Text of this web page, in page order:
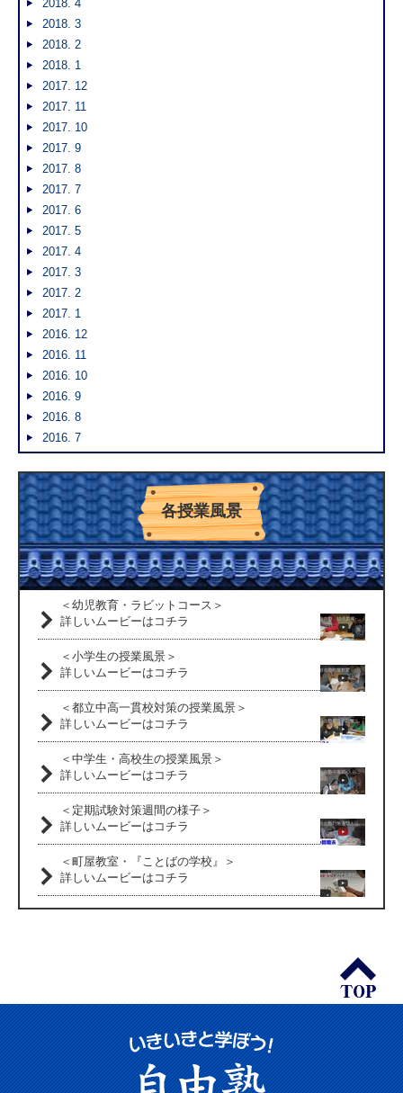
2018. 4
2018. 3
2018. 2
2018. 1
2017. 12
2017. 11
2017. 10
2017. 9
2017. 8
2017. 7
2017. 6
2017. 5
2017. 4
2017. 3
2017. 2
2017. 1
2016. 12
2016. 11
2016. 10
2016. 9
2016. 8
2016. 7
各授業風景
＜幼児教育・ラビットコース＞
詳しいムービーはコチラ
＜小学生の授業風景＞
詳しいムービーはコチラ
＜都立中高一貫校対策の授業風景＞
詳しいムービーはコチラ
＜中学生・高校生の授業風景＞
詳しいムービーはコチラ
＜定期試験対策週間の様子＞
詳しいムービーはコチラ
＜町屋教室・『ことばの学校』＞
詳しいムービーはコチラ